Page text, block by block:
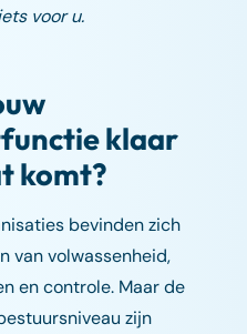
voor u.
klaar
komt?
bevinden zich
van volwassenheid,
en controle. Maar de
zijn